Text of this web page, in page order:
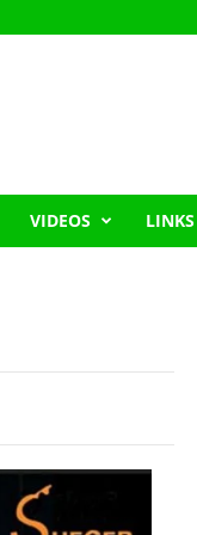
VIDEOS LINKS